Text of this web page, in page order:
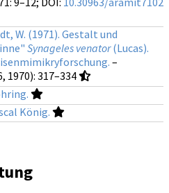
W. (1971). Gestalt und
Synageles venator(Lucas).
–
1970): 317–334
König.